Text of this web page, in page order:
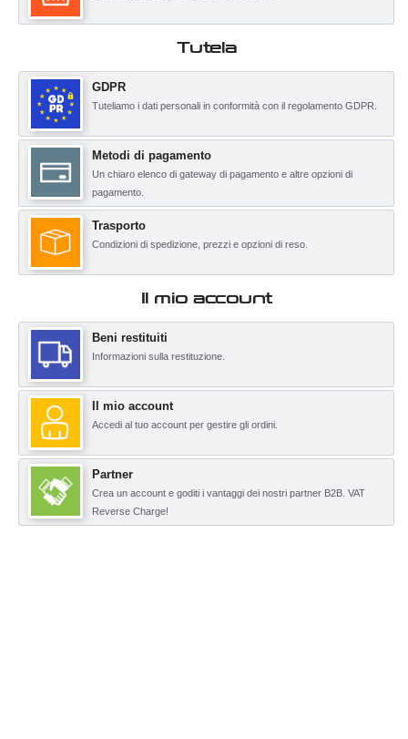
Tutela
GDPR
Tuteliamo i dati personali in conformità con il regolamento GDPR.
Metodi di pagamento
Un chiaro elenco di gateway di pagamento e altre opzioni di
pagamento.
Trasporto
Condizioni di spedizione, prezzi e opzioni di reso.
Il mio account
Beni restituiti
Informazioni sulla restituzione.
Il mio account
Accedi al tuo account per gestire gli ordini.
Partner
Crea un account e goditi i vantaggi dei nostri partner B2B. VAT
Reverse Charge!